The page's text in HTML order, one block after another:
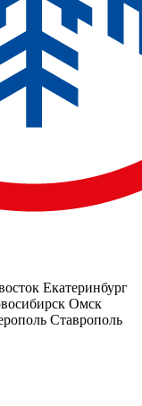
Екатеринбург
Омск
Ставрополь